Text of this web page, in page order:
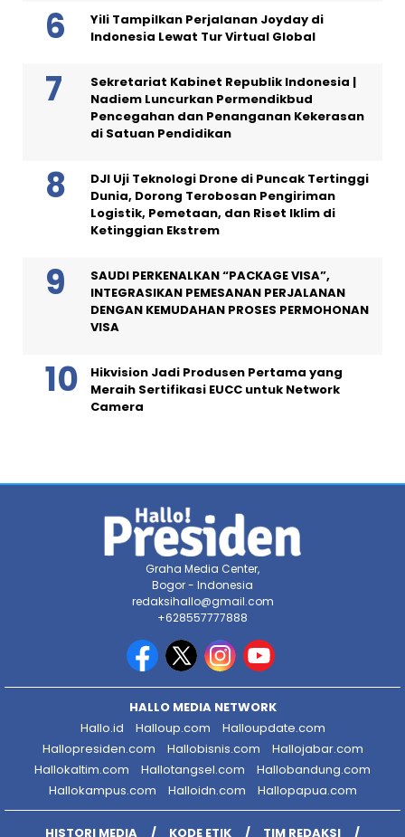
Yili Tampilkan Perjalanan Joyday di
Indonesia Lewat Tur Virtual Global
Sekretariat Kabinet Republik Indonesia |
Nadiem Luncurkan Permendikbud
Pencegahan dan Penanganan Kekerasan
di Satuan Pendidikan
DJI Uji Teknologi Drone di Puncak Tertinggi
Dunia, Dorong Terobosan Pengiriman
Logistik, Pemetaan, dan Riset Iklim di
Ketinggian Ekstrem
SAUDI PERKENALKAN “PACKAGE VISA”,
INTEGRASIKAN PEMESANAN PERJALANAN
DENGAN KEMUDAHAN PROSES PERMOHONAN
VISA
Hikvision Jadi Produsen Pertama yang
Meraih Sertifikasi EUCC untuk Network
Camera
Graha Media Center,
Bogor - Indonesia
redaksihallo@gmail.com
+628557777888
HALLO MEDIA NETWORK
Hallo.id
Halloup.com
Halloupdate.com
Hallopresiden.com
Hallobisnis.com
Hallojabar.com
Hallokaltim.com
Hallotangsel.com
Hallobandung.com
Hallokampus.com
Halloidn.com Hallopapua.com
HISTORI MEDIA KODE ETIK TIM REDAKSI